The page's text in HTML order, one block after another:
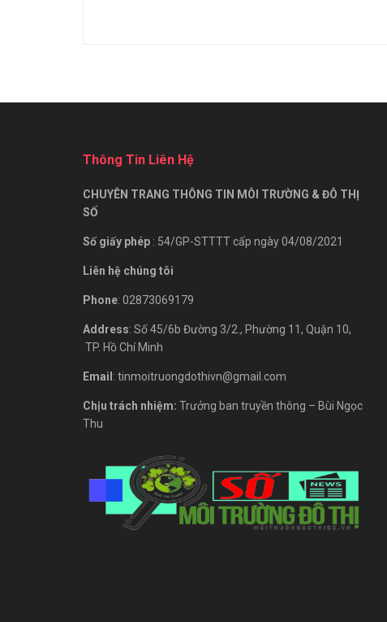
Thông Tin Liên Hệ
CHUYÊN TRANG THÔNG TIN MÔI TRƯỜNG & ĐÔ THỊ
SỐ
Số giấy phép : 54/GP-STTTT cấp ngày 04/08/2021
Liên hệ chúng tôi
Phone: 02873069179
Address: Số 45/6b Đường 3/2., Phường 11, Quận 10,
TP. Hồ Chí Minh
Email : tinmoitruongdothivn@gmail.com
Chịu trách nhiệm: Trưởng ban truyền thông – Bùi Ngọc
Thu